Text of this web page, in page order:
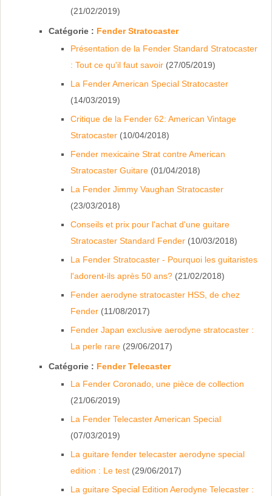
(21/02/2019)
Catégorie : Fender Stratocaster
Présentation de la Fender Standard Stratocaster
: Tout ce qu'il faut savoir (27/05/2019)
La Fender American Special Stratocaster
(14/03/2019)
Critique de la Fender 62: American Vintage
Stratocaster (10/04/2018)
Fender mexicaine Strat contre American
Stratocaster Guitare (01/04/2018)
La Fender Jimmy Vaughan Stratocaster
(23/03/2018)
Conseils et prix pour l'achat d'une guitare
Stratocaster Standard Fender (10/03/2018)
La Fender Stratocaster - Pourquoi les guitaristes
l'adorent-ils après 50 ans? (21/02/2018)
Fender aerodyne stratocaster HSS, de chez
Fender (11/08/2017)
Fender Japan exclusive aerodyne stratocaster :
La perle rare (29/06/2017)
Catégorie : Fender Telecaster
La Fender Coronado, une pièce de collection
(21/06/2019)
La Fender Telecaster American Special
(07/03/2019)
La guitare fender telecaster aerodyne special
edition : Le test (29/06/2017)
La guitare Special Edition Aerodyne Telecaster :